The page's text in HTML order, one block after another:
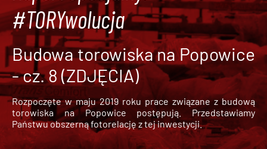
#TORYwolucja
Budowa torowiska na Popowice
- cz. 8 (ZDJĘCIA)
Rozpoczęte w maju 2019 roku prace związane z budową
torowiska na Popowice
postępują. Przedstawiamy
Państwu obszerną fotorelację z tej inwestycji.